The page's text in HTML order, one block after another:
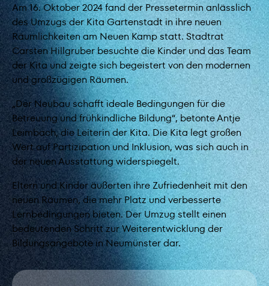
Am 16. Oktober 2024 fand der Pressetermin anlässlich
des Umzugs der Kita Gartenstadt in ihre neuen
Räumlichkeiten am Neuen Kamp statt. Stadtrat
Carsten Hillgruber besuchte die Kinder und das Team
der Kita und zeigte sich begeistert von den modernen
und großzügigen Räumen.
„Der Neubau schafft ideale Bedingungen für die
Betreuung und frühkindliche Bildung“, betonte Antje
Leimbach, die Leiterin der Kita. Die Kita legt großen
Wert auf Partizipation und Inklusion, was sich auch in
der neuen Ausstattung widerspiegelt.
Eltern und Kinder äußerten ihre Zufriedenheit mit den
neuen Räumen, die mehr Platz und verbesserte
Lernbedingungen bieten. Der Umzug stellt einen
bedeutenden Schritt zur Weiterentwicklung der
Bildungsangebote in Neumünster dar.